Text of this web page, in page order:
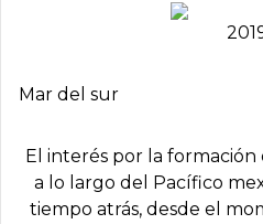
Mar del sur
El interés por la formación
a lo largo del Pacífico
tiempo atrás, desde el